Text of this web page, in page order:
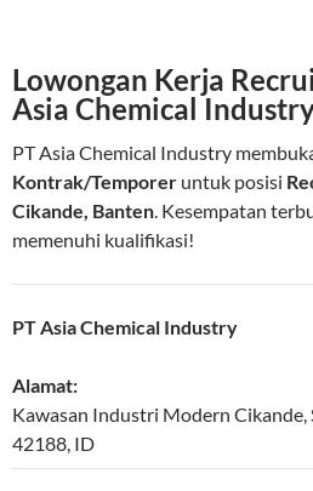
Lowongan Kerja
Asia Chemical
PT Asia Chemical Industry
Kontrak/Temporer untuk posisi
Cikande, Banten. Kesempatan
memenuhi kualifikasi!
PT Asia Chemical Industry
Alamat:
Kawasan Industri Modern Cikande,
42188, ID